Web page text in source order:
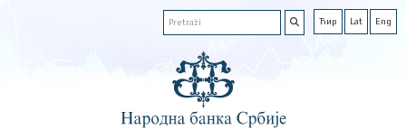
Ћир Lat Eng